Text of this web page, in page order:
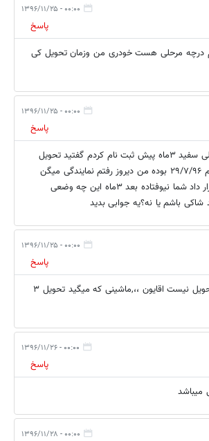
۰۰:۰۰ - ۱۳۹۶/۱۱/۲۵
پاسخ
درچه مرحلی هست خودری من وزمان تحویل كی
۰۰:۰۰ - ۱۳۹۶/۱۱/۲۵
پاسخ
سلام من یه دنا معمولی سفید ۳ماه پیش ثبت نام کردم گفتید تحویل
۳ماه ست تاریخ ثبت‌نام ۲۹/۷/۹۶ بوده من دیروز رفتم نمایندگی میگن
هیچ اتفاقی در مورد قرار داد شما نیوفتاده بعد ۳ماه این چه وضعی
باشم یا نه؟یه جوابی بدید
۰۰:۰۰ - ۱۳۹۶/۱۱/۲۵
پاسخ
بعد ۳ماه هنوز اناده تحویل نیست اقایون ،،,ماشینی که میگید تحویل ۳
۰۰:۰۰ - ۱۳۹۶/۱۱/۲۶
پاسخ
میباشد
۰۰:۰۰ - ۱۳۹۶/۱۱/۲۸